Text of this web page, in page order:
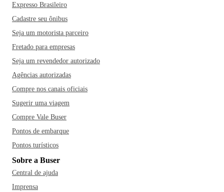
Expresso Brasileiro
Cadastre seu ônibus
Seja um motorista parceiro
Fretado para empresas
Seja um revendedor autorizado
Agências autorizadas
Compre nos canais oficiais
Sugerir uma viagem
Compre Vale Buser
Pontos de embarque
Pontos turísticos
Sobre a Buser
Central de ajuda
Imprensa